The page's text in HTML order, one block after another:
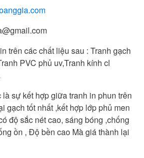
trên các chất liệu sau : Tranh gạch
PVC phủ uv,Tranh kính cl
sự kết hợp giữa tranh in phun trên
gạch tốt nhất ,kết hợp lớp phủ men
độ sắc nét cao, sáng bóng ,chống
ồn , Độ bền cao Mà giá thành lại